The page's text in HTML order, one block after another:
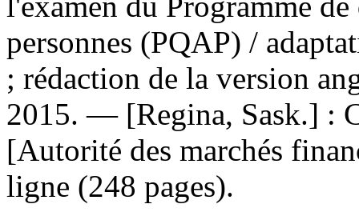
personnes (PQAP) /
; rédaction de la version
2015. — [Regina, Sask.] :
[Autorité des marchés
ligne (248 pages).